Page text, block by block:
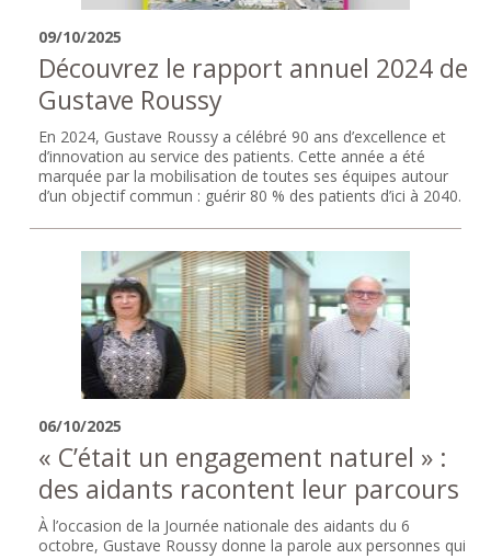
09/10/2025
Découvrez le rapport annuel 2024 de
Gustave Roussy
En 2024, Gustave Roussy a célébré 90 ans d’excellence et
d’innovation au service des patients. Cette année a été
marquée par la mobilisation de toutes ses équipes autour
d’un objectif commun : guérir 80 % des patients d’ici à 2040.
06/10/2025
« C’était un engagement naturel » :
des aidants racontent leur parcours
À l’occasion de la Journée nationale des aidants du 6
octobre, Gustave Roussy donne la parole aux personnes qui